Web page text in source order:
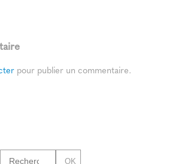
pour publier un commentaire.
OK